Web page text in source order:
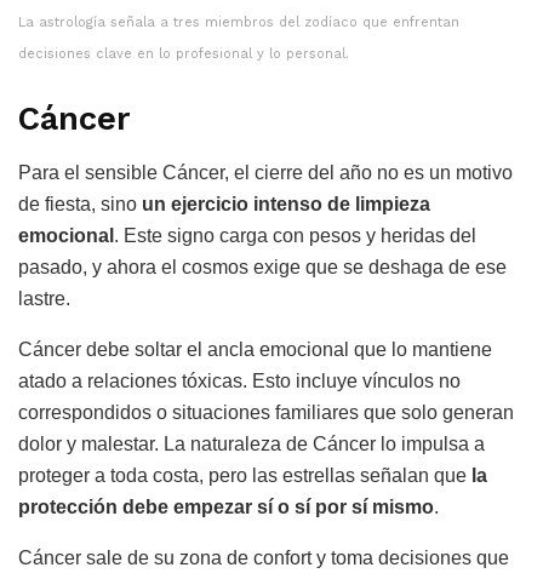
La astrología señala a tres miembros del zodíaco que enfrentan
decisiones clave en lo profesional y lo personal.
Cáncer
Para el sensible Cáncer, el cierre del año no es un motivo
de fiesta, sino un ejercicio intenso de limpieza
emocional . Este signo carga con pesos y heridas del
pasado, y ahora el cosmos exige que se deshaga de ese
lastre.
Cáncer debe soltar el ancla emocional que lo mantiene
atado a relaciones tóxicas. Esto incluye vínculos no
correspondidos o situaciones familiares que solo generan
dolor y malestar. La naturaleza de Cáncer lo impulsa a
proteger a toda costa, pero las estrellas señalan que la
protección debe empezar sí o sí por sí mismo.
Cáncer sale de su zona de confort y toma decisiones que